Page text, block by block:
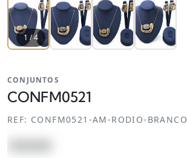
1 /4
CONJUNTOS
CONFM0521
REF: CONFM0521-AM-RODIO-BRANCO